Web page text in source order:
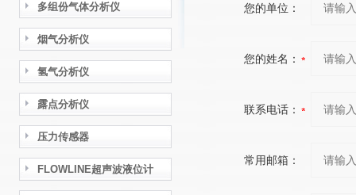
多组份气体分析仪
烟气分析仪
氢气分析仪
露点分析仪
压力传感器
FLOWLINE超声波液位计
您的单位：
您的姓名：
联系电话：
常用邮箱：